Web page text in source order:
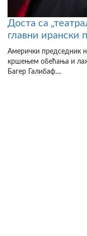
Доста са
главни ирански
Амерички председник
кршењем обећања и
Багер Галибаф....